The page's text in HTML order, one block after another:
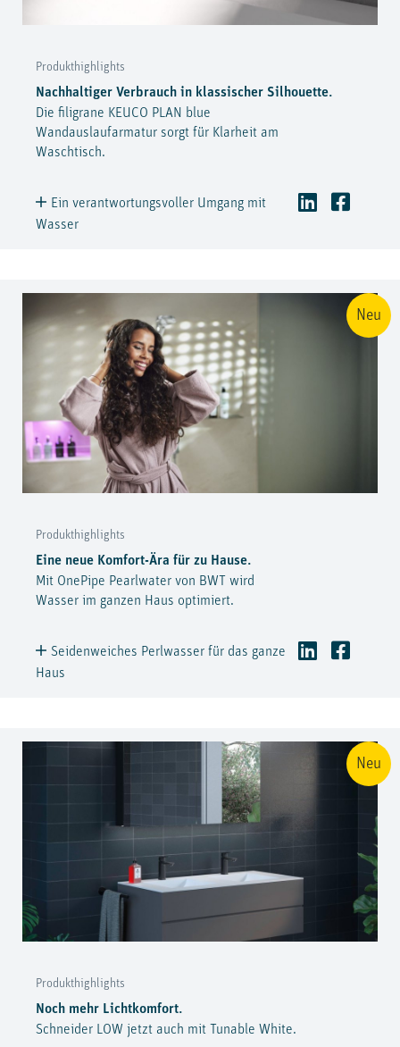
Produkthighlights
Nachhaltiger Verbrauch in klassischer Silhouette.
Die filigrane KEUCO PLAN blue
Wandauslaufarmatur sorgt für Klarheit am
Waschtisch.
Ein verantwortungsvoller Umgang mit
Wasser
Neu
Produkthighlights
Eine neue Komfort-Ära für zu Hause.
Mit OnePipe Pearlwater von BWT wird
Wasser im ganzen Haus optimiert.
Seidenweiches Perlwasser für das ganze
Haus
Neu
Produkthighlights
Noch mehr Lichtkomfort.
Schneider LOW jetzt auch mit Tunable White.